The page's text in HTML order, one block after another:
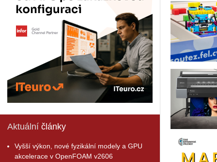
Aktuální články
Vyšší výkon, nové fyzikální modely a GPU
akcelerace v OpenFOAM v2606